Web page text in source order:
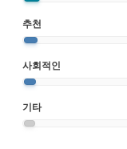
추천
사회적인
기타